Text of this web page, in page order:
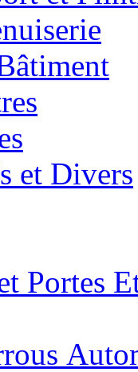
et Divers
Portes